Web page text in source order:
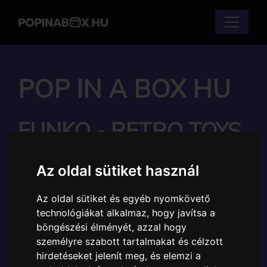
Az oldal sütiket használ
Az oldal sütiket és egyéb nyomkövető
technológiákat alkalmaz, hogy javítsa a
böngészési élményét, azzal hogy
személyre szabott tartalmakat és célzott
hirdetéseket jelenít meg, és elemzi a
POP IN A BOX HU
FUNKO - RETRO TOYS
BARBIE GYŰJTŐI
VINYL KARAKTER
Márka: Funko
Cikkszám:889698751582
Elérhetőség:Készleten